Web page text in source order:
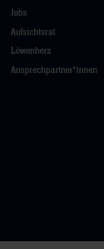
Jobs
Aufsichtsrat
Löwenherz
Ansprechpartner*innen